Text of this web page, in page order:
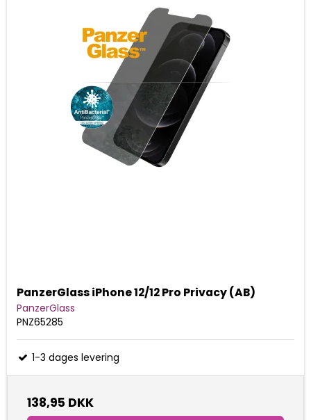
PanzerGlass iPhone 12/12 Pro Privacy (AB)
PanzerGlass
PNZ65285
1-3 dages levering
138,95 DKK